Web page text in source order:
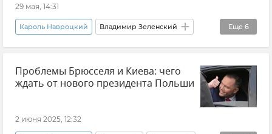
29 мая, 14:31
Еще 6
Кароль Навроцкий Владимир Зеленский
Украина Польша В мире
Новости Реабилитация нацизма
Проблемы Брюсселя и Киева: чего
ждать от нового президента Польши
2 июня 2025, 12:32